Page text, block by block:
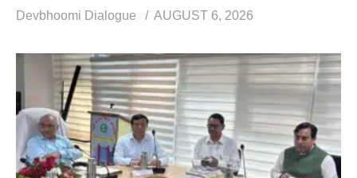
Devbhoomi Dialogue
AUGUST 6, 2026